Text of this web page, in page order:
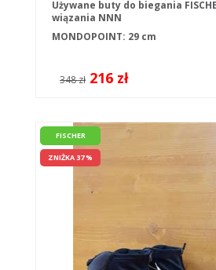
Używane buty do biegania
wiązania NNN
MONDOPOINT: 29 cm
348 zł 216 zł
FISCHER
ZNIŻKA 37 %